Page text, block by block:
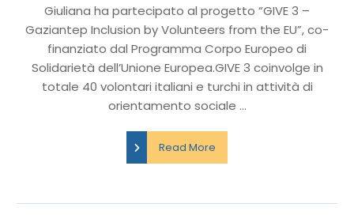
Giuliana ha partecipato al progetto “GIVE 3 –
Gaziantep Inclusion by Volunteers from the EU”, co-
finanziato dal Programma Corpo Europeo di
Solidarietà dell’Unione Europea.GIVE 3 coinvolge in
totale 40 volontari italiani e turchi in attività di
orientamento sociale ...
Read More